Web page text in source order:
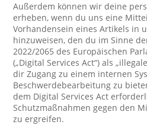
Außerdem können wir deine
erheben, wenn du uns eine
Vorhandensein eines Artikels in
hinzuweisen, den du im Sinne
2022/2065 des Europäischen
(„Digital Services Act“) als
dir Zugang zu einem internen
Beschwerdebearbeitung zu
dem Digital Services Act
Schutzmaßnahmen gegen den
zu ergreifen.